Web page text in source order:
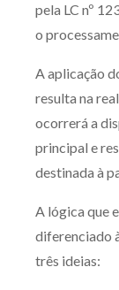
pela LC nº
o
A aplicação
resulta na
ocorrerá a
principal e
destinada à
A lógica que
diferenciado
três ideias: